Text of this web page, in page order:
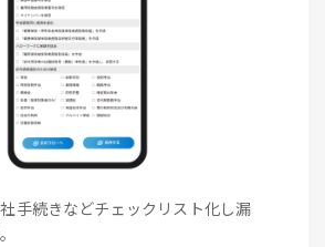
手続きなどチェックリスト化し漏